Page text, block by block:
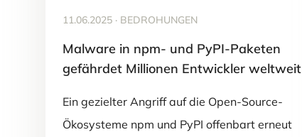
11.06.2025 · BEDROHUNGEN
Malware in npm- und PyPI-Paketen
gefährdet Millionen Entwickler weltweit
Ein gezielter Angriff auf die Open-Source-
Ökosysteme npm und PyPI offenbart erneut